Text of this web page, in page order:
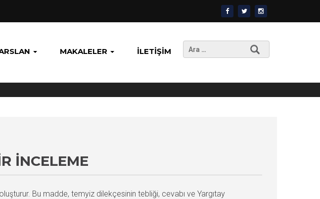
MAKALELER İLETIŞIM
Arama:
İNCELEME
Bu madde, temyiz dilekçesinin tebliği, cevabı ve Yargıtay